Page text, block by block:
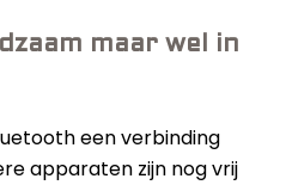
maar wel in
een verbinding
apparaten zijn nog vrij